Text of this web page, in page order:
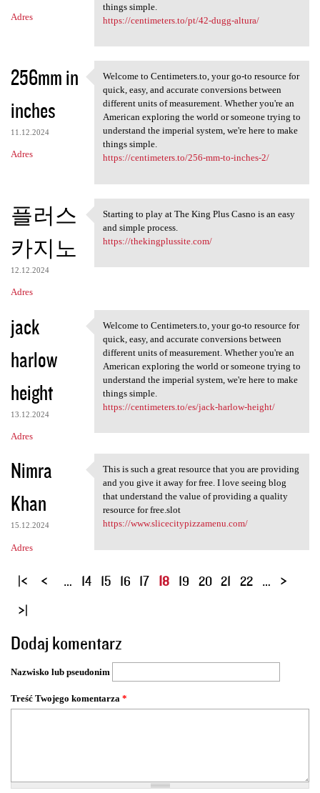
Adres
things simple.
https://centimeters.to/pt/42-dugg-altura/
256mm in
inches
11.12.2024
Adres
Welcome to Centimeters.to,
Welcome to Centimeters.to, your go-to resource for
quick, easy, and accurate conversions between
different units of measurement. Whether you're an
American exploring the world or someone trying to
understand the imperial system, we're here to make
things simple.
https://centimeters.to/256-mm-to-inches-2/
플러스
카지노
12.12.2024
Adres
Starting to play at The King
Starting to play at The King Plus Casno is an easy
and simple process.
https://thekingplussite.com/
jack
harlow
height
13.12.2024
Adres
Welcome to Centimeters.to,
Welcome to Centimeters.to, your go-to resource for
quick, easy, and accurate conversions between
different units of measurement. Whether you're an
American exploring the world or someone trying to
understand the imperial system, we're here to make
things simple.
https://centimeters.to/es/jack-harlow-height/
Nimra
Khan
15.12.2024
Adres
This is such a great resource
This is such a great resource that you are providing
and you give it away for free. I love seeing blog
that understand the value of providing a quality
resource for free.slot
https://www.slicecitypizzamenu.com/
S
o
n
y
… 14 15 16 17 18 19 20 21 22 …
Dodaj komentarz
Nazwisko lub pseudonim
Treść Twojego komentarza *